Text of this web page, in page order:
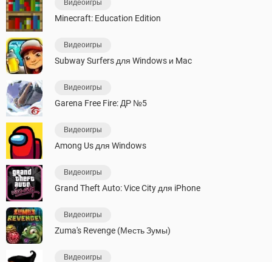
Видеоигры
Minecraft: Education Edition
Видеоигры
Subway Surfers для Windows и Mac
Видеоигры
Garena Free Fire: ДР №5
Видеоигры
Among Us для Windows
Видеоигры
Grand Theft Auto: Vice City для iPhone
Видеоигры
Zuma's Revenge (Месть Зумы)
Видеоигры